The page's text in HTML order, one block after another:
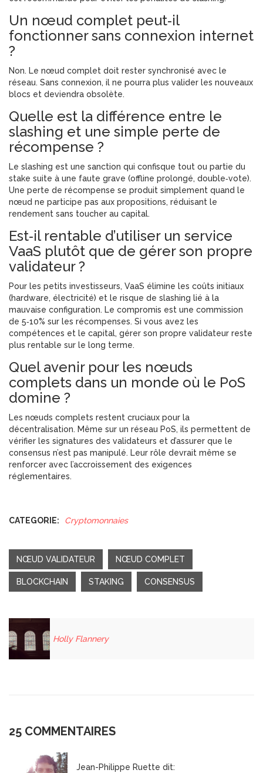
Un nœud complet peut‑il
fonctionner sans connexion internet
?
Non. Le nœud complet doit rester synchronisé avec le
réseau. Sans connexion, il ne pourra plus valider les nouveaux
blocs et deviendra obsolète.
Quelle est la différence entre le
slashing et une simple perte de
récompense ?
Le slashing est une sanction qui confisque tout ou partie du
stake suite à une faute grave (offline prolongé, double‑vote).
Une perte de récompense se produit simplement quand le
nœud ne participe pas aux propositions, réduisant le
rendement sans toucher au capital.
Est‑il rentable d’utiliser un service
VaaS plutôt que de gérer son propre
validateur ?
Pour les petits investisseurs, VaaS élimine les coûts initiaux
(hardware, électricité) et le risque de slashing lié à la
mauvaise configuration. Le compromis est une commission
de 5‑10% sur les récompenses. Si vous avez les
compétences et le capital, gérer son propre validateur reste
plus rentable sur le long terme.
Quel avenir pour les nœuds
complets dans un monde où le PoS
domine ?
Les nœuds complets restent cruciaux pour la
décentralisation. Même sur un réseau PoS, ils permettent de
vérifier les signatures des validateurs et d’assurer que le
consensus n’est pas manipulé. Leur rôle devrait même se
renforcer avec l’accroissement des exigences
réglementaires.
CATEGORIE: Cryptomonnaies
NŒUD VALIDATEUR NŒUD COMPLET
BLOCKCHAIN STAKING CONSENSUS
Holly Flannery
25 COMMENTAIRES
Jean-Philippe Ruette dit: